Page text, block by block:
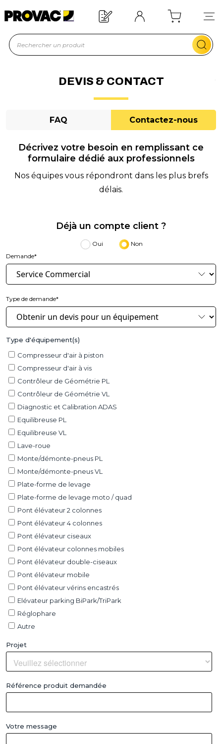
équipement ? Devis rapide !
DEVIS & CONTACT
FAQ Contactez-nous
Décrivez votre besoin en remplissant ce
formulaire dédié aux professionnels
Nos équipes vous répondront dans les plus brefs
délais.
Déjà un compte client ?
Oui
Non
Demande*
Type de demande*